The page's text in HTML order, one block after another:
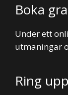
Boka
Under ett
utmaningar
Ring